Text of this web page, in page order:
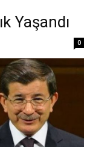
Yaşandı
0